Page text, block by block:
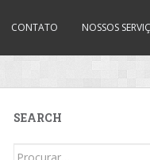
CONTATO NOSSOS
SEARCH
Search